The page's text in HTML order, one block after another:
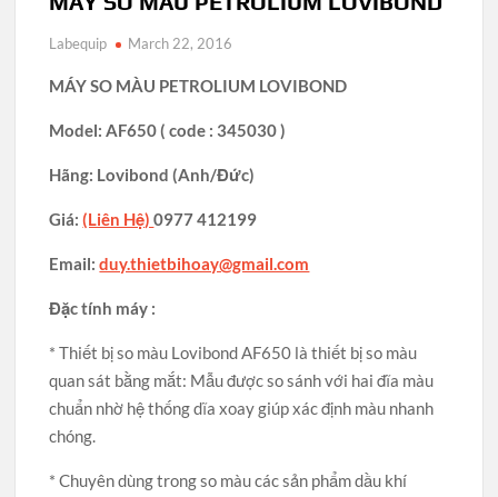
Labequip March 22, 2016
MÁY SO MÀU PETROLIUM LOVIBOND
Model: AF650 ( code : 345030 )
Hãng: Lovibond (Anh/Đức)
Giá:(Liên Hệ)0977 412199
Email:duy.thietbihoay@gmail.com
Đặc tính máy :
* Thiết bị so màu Lovibond AF650 là thiết bị so màu
quan sát bằng mắt: Mẫu được so sánh với hai đĩa màu
chuẩn nhờ hệ thống dĩa xoay giúp xác định màu nhanh
chóng.
* Chuyên dùng trong so màu các sản phẩm dầu khí